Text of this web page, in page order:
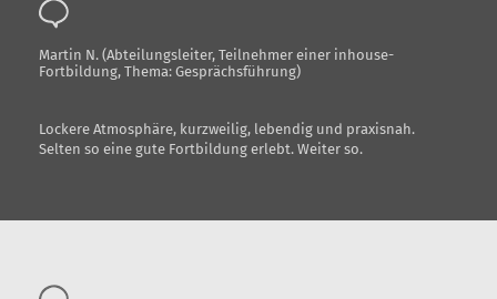
Martin N. (Abteilungsleiter, Teilnehmer einer inhouse-
Fortbildung, Thema: Gesprächsführung)
Lockere Atmosphäre, kurzweilig, lebendig und praxisnah.
Selten so eine gute Fortbildung erlebt. Weiter so.